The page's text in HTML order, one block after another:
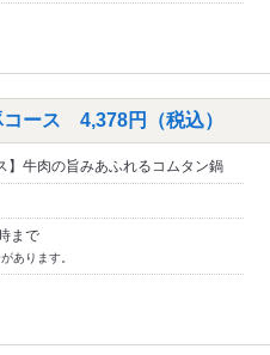
ース 4,378円（税込）
】牛肉の旨みあふれるコムタン鍋
まで
あります。